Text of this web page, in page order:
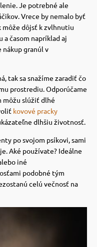
Je potrebné ale
Vrece by nemalo byť
môže dôjsť k zvlhnutiu
časom napríklad aj
nákup granúl v
tak sa snažíme zaradiť čo
prostrediu.Odporúčame
môžu slúžiť dlhé
kovové pracky
dlhšiu životnosť.
po svojom psíkovi, sami
Aké používate? Ideálne
iné
podobné tým
celú večnosť na